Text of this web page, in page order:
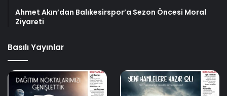
Ahmet Akın’dan Balıkesirspor’a Sezon Öncesi Moral
Ziyareti
Basılı Yayınlar